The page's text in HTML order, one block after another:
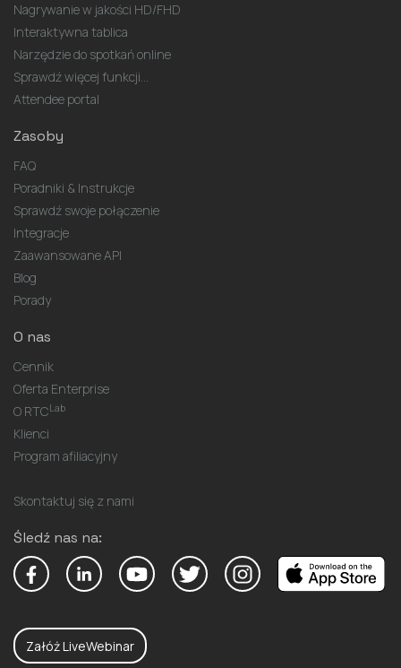
Nagrywanie w jakości HD/FHD
Interaktywna tablica
Narzędzie do spotkań online
Sprawdź więcej funkcji...
Attendee portal
Zasoby
FAQ
Poradniki & Instrukcje
Sprawdź swoje połączenie
Integracje
Zaawansowane API
Blog
Porady
O nas
Cennik
Oferta Enterprise
O RTCLab
Klienci
Program afiliacyjny
Skontaktuj się z nami
Śledź nas na:
Załóż LiveWebinar